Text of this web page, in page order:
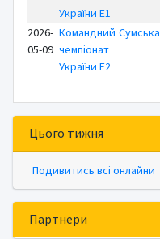
України E1
2026-
05-09
Командний
чемпіонат
України E2
Сумська
Цього тижня
Подивитись всі онлайни
Партнери